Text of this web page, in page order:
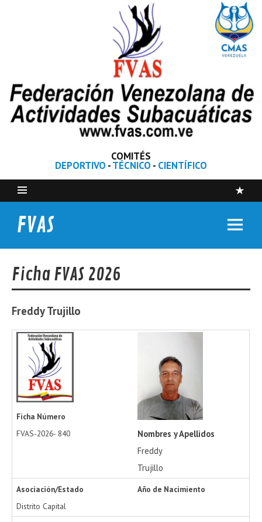
COMITÉS
DEPORTIVO -TÉCNICO - CIENTÍFICO
FVAS
Ficha FVAS 2026
Freddy Trujillo
Ficha Número
FVAS-2026- 840
Nombres y Apellidos
Freddy
Trujillo
Asociación/Estado
Distrito Capital
Año de Nacimiento